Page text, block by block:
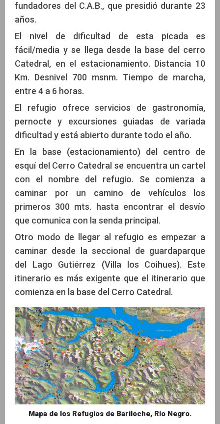
fundadores del C.A.B., que presidió durante 23
años.
El nivel de dificultad de esta picada es
fácil/media y se llega desde la base del cerro
Catedral, en el estacionamiento. Distancia 10
Km. Desnivel 700 msnm. Tiempo de marcha,
entre 4 a 6 horas.
El refugio ofrece servicios de gastronomía,
pernocte y excursiones guiadas de variada
dificultad y está abierto durante todo el año.
En la base (estacionamiento) del centro de
esquí del Cerro Catedral se encuentra un cartel
con el nombre del refugio. Se comienza a
caminar por un camino de vehículos los
primeros 300 mts. hasta encontrar el desvío
que comunica con la senda principal.
Otro modo de llegar al refugio es empezar a
caminar desde la seccional de guardaparque
del Lago Gutiérrez (Villa los Coihues). Este
itinerario es más exigente que el itinerario que
comienza en la base del Cerro Catedral.
Mapa de los Refugios de Bariloche, Río Negro.